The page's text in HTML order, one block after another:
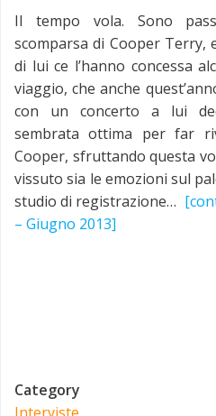
Il tempo vola. Sono
scomparsa di Cooper Terry,
di lui ce l’hanno concessa
viaggio, che anche
con un concerto a lui
sembrata ottima per far
Cooper, sfruttando questa
vissuto sia le emozioni sul
studio di registrazione…
– Giugno 2013]
Category